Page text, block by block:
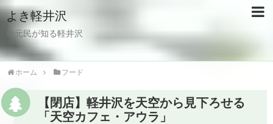
よき軽井沢
地元民が知る軽井沢
ホーム フード
【閉店】軽井沢を天空から見下ろせる
「天空カフェ・アウラ」